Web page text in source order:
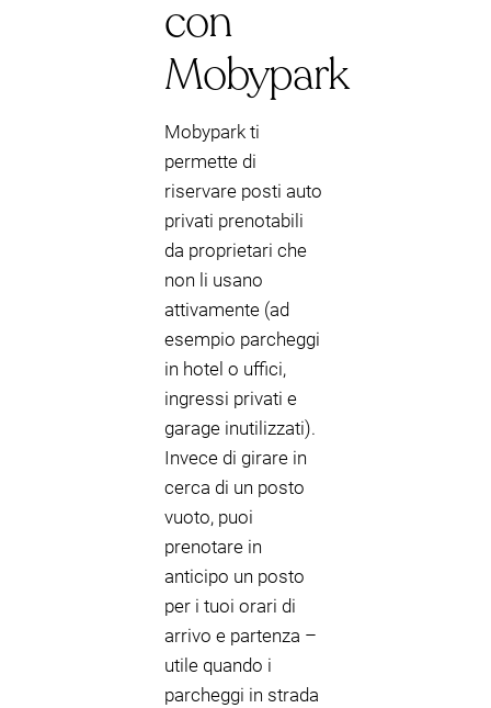
con
Mobypark
Mobypark ti
permette di
riservare posti auto
privati prenotabili
da proprietari che
non li usano
attivamente (ad
esempio parcheggi
in hotel o uffici,
ingressi privati e
garage inutilizzati).
Invece di girare in
cerca di un posto
vuoto, puoi
prenotare in
anticipo un posto
per i tuoi orari di
arrivo e partenza –
utile quando i
parcheggi in strada